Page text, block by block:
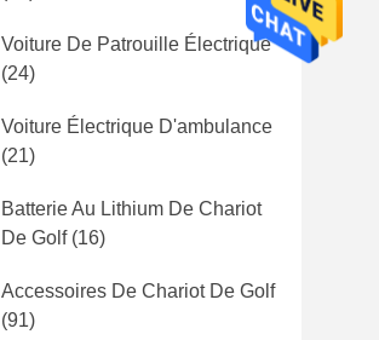
Voiture De Patrouille Électrique
(24)
Voiture Électrique D'ambulance
(21)
Batterie Au Lithium De Chariot
De Golf(16)
Accessoires De Chariot De Golf
(91)